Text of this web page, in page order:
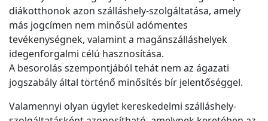
diákotthonok azon szálláshely-szolgáltatása, amely
más jogcímen nem minősül adómentes
tevékenységnek, valamint a magánszálláshelyek
idegenforgalmi célú hasznosítása.
A besorolás szempontjából tehát nem az ágazati
jogszabály által történő minősítés bír jelentőséggel.
Valamennyi olyan ügylet kereskedelmi szálláshely-